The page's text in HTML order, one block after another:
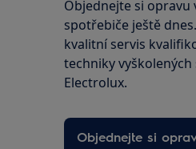
Objednejte si opravu
spotřebiče ještě
kvalitní servis
techniky
Electrolux.
Objednejte si